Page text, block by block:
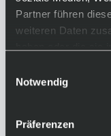
Partner führen
weiteren Daten
Notwendig
Präferenzen
• Hyperglide+
• Micro Spline
Silver
(10-45): 10, 12,